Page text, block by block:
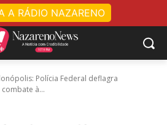
Polícia Federal deflagra
à...
A RÁDIO NAZARENO